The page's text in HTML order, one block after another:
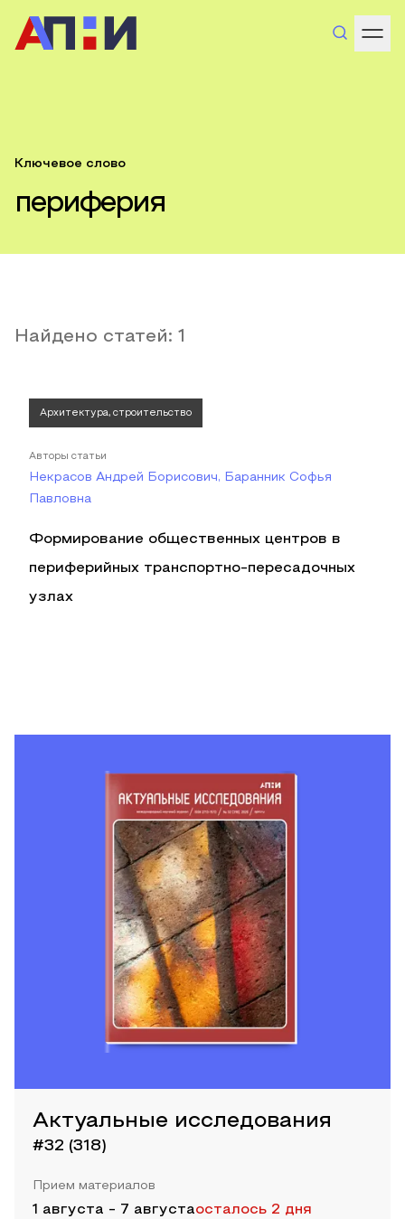
Ключевое слово
периферия
Найдено статей: 1
Архитектура, строительство
Авторы статьи
Некрасов Андрей Борисович, Баранник Софья
Павловна
Формирование общественных центров в
периферийных транспортно-пересадочных
узлах
Актуальные исследования
#32 (318)
Прием материалов
1 августа - 7 августаосталось 2 дня